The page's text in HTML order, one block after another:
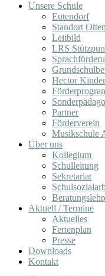
Unsere Schule
Eutendorf
Standort
Leitbild
LRS
Hector
Partner
Förderverein
Musikschule
Über uns
Kollegium
Schulleitung
Sekretariat
Aktuell / Termine
Aktuelles
Ferienplan
Presse
Downloads
Kontakt